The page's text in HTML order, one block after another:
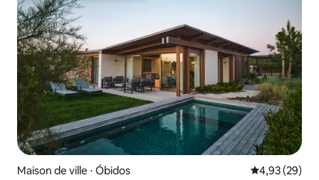
Maison de ville ⋅ Óbidos Évaluation
4,93 (29)